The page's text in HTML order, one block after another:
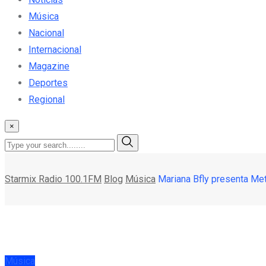
Música
Nacional
Internacional
Magazine
Deportes
Regional
×
Starmix Radio 100.1FM Blog Música Mariana Bfly presenta
Música